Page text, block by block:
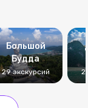
Большой
Будда
29 экскурсий